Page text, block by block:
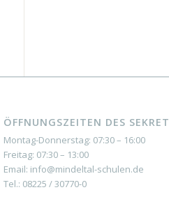
ÖFFNUNGSZEITEN DES
Montag-Donnerstag: 07:30 – 16:00
Freitag: 07:30 – 13:00
Email: info@mindeltal-schulen.de
Tel.: 08225 / 30770-0